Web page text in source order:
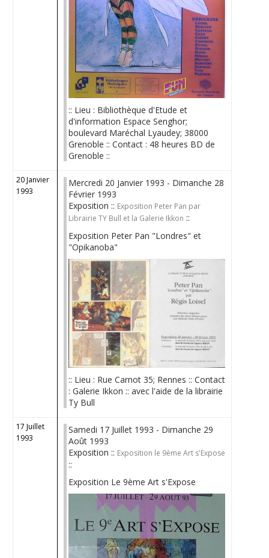
:: Lieu : Bibliothèque d'Etude et
d'information Espace Senghor;
boulevard Maréchal Lyaudey; 38000
Grenoble :: Contact : 48 heures BD de
Grenoble ::
20 Janvier
1993
Mercredi 20 Janvier 1993 - Dimanche 28
Février 1993
Exposition :: Exposition Peter Pan par
Librairie TY Bull et la Galerie Ikkon ::
Exposition Peter Pan "Londres" et
"Opikanoba"
:: Lieu : Rue Carnot 35; Rennes :: Contact
: Galerie Ikkon :: avec l'aide de la librairie
Ty Bull
17 Juillet
1993
Samedi 17 Juillet 1993 - Dimanche 29
Août 1993
Exposition :: Exposition le 9ème Art s'Expose
::
Exposition Le 9ème Art s'Expose